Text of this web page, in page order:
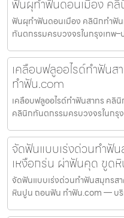
ฟันผุทำฟันดอนเมือง ค
ฟันผุทำฟันดอนเมือง คลินิกทำฟั
ทันตกรรมครบวงจรในกรุงเทพ
เคลือบฟลูออไรด์ทำฟัน
ทำฟัน.com
เคลือบฟลูออไรด์ทำฟันสาทร คลิ
คลินิกทันตกรรมครบวงจรในกรุ
จัดฟันแบบเร่งด่วนทำฟั
เหงือกร่น ผ่าฟันคุด ขู
จัดฟันแบบเร่งด่วนทำฟันสมุทรส
หินปูน ถอนฟัน ทำฟัน.com — บ